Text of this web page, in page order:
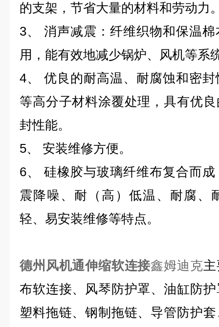
的支架，节省大量的材料和劳动力
3、 消声减震：纤维织物和保温
用，能有效地减少锅炉、风机等系
4、 优良的耐高温、耐腐蚀和密
等高分子材料涂覆处理，具有优
封性能。
5、 安装维修方便。
6、 硅橡胶与玻璃纤维布复合而
震降噪、耐（高）低温、耐腐、
轻、易安装维修等特点。
德州风机通伸缩软连接鑫姆迪克
布软连接、风琴防护罩、油缸防
塑料拖链、钢制拖链、导管防护